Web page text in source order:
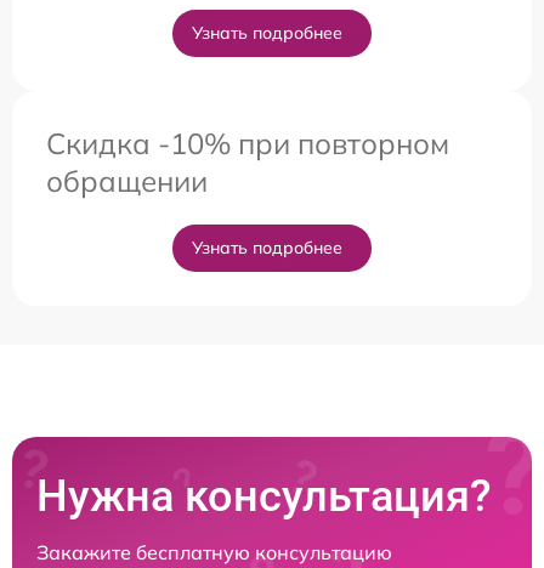
Узнать подробнее
Скидка -10% при повторном
обращении
Узнать подробнее
Нужна консультация?
Закажите бесплатную консультацию